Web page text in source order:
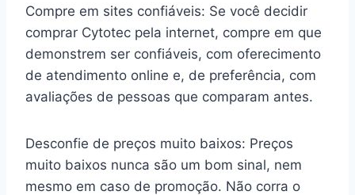
Compre em sites confiáveis: Se você decidir
comprar Cytotec pela internet, compre em que
demonstrem ser confiáveis, com oferecimento
de atendimento online e, de preferência, com
avaliações de pessoas que comparam antes.
Desconfie de preços muito baixos: Preços
muito baixos nunca são um bom sinal, nem
mesmo em caso de promoção. Não corra o